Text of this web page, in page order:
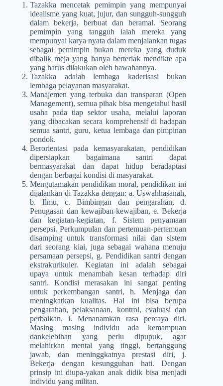
Tazakka mencetak pemimpin yang mempunyai
idealisme yang kuat, jujur, dan sungguh-sungguh
dalam bekerja, berbuat dan beramal. Seorang
pemimpin yang tangguh ialah mereka yang
mempunyai karya nyata dalam menjalankan tugas
sebagai pemimpin bukan mereka yang duduk
dibalik meja yang hanya berteriak mendikte apa
yang harus dilakukan oleh bawahannya.
Tazakka adalah lembaga kaderisasi bukan
lembaga pelayanan masyarakat.
Manajemen yang terbuka dan transparan (Open
Management), semua pihak bisa mengetahui hasil
usaha pada tiap sektor usaha, melalui laporan
yang dibacakan secara komprehensif di hadapan
semua santri, guru, ketua lembaga dan pimpinan
pondok.
Berorientasi pada kemasyarakatan, pendidikan
dipersiapkan bagaimana santri dapat
bermasyarakat dan dapat hidup beradaptasi
dengan berbagai kondisi di masyarakat.
Mengutamakan pendidikan moral, pendidikan ini
dijalankan di Tazakka dengan: a. Uswahhasanah,
b. Ilmu, c. Bimbingan dan pengarahan, d.
Penugasan dan kewajiban-kewajiban, e. Bekerja
dan kegiatan-kegiatan, f. Sistem penyamaan
persepsi. Perkumpulan dan pertemuan-pertemuan
disamping untuk transformasi nilai dan sistem
dari seorang kiai, juga sebagai wahana menuju
persamaan persepsi, g. Pendidikan santri dengan
ekstrakurikuler. Kegiatan ini adalah sebagai
upaya untuk menambah kesan terhadap diri
santri. Kondisi merasakan ini sangat penting
untuk perkembangan santri, h. Menjaga dan
meningkatkan kualitas. Hal ini bisa berupa
pengarahan, pelaksanaan, kontrol, evaluasi dan
perbaikan, i. Menanamkan rasa percaya diri.
Masing masing individu ada kemampuan
dankelebihan yang perlu dipupuk, agar
melahirkan mental yang tinggi, bertanggung
jawab, dan meninggkatnya prestasi diri, j.
Bekerja dengan kesungguhan hati. Dengan
prinsip ini diupa-yakan anak didik bisa menjadi
individu yang militan.